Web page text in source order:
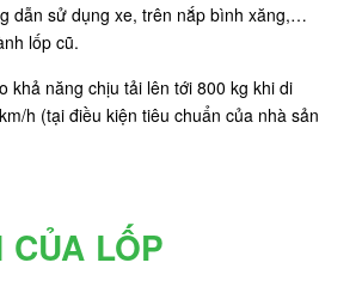
dẫn sử dụng xe, trên nắp bình xăng,…
lốp cũ.
khả năng chịu tải lên tới 800 kg khi di
h (tại điều kiện tiêu chuẩn của nhà sản
LỐP